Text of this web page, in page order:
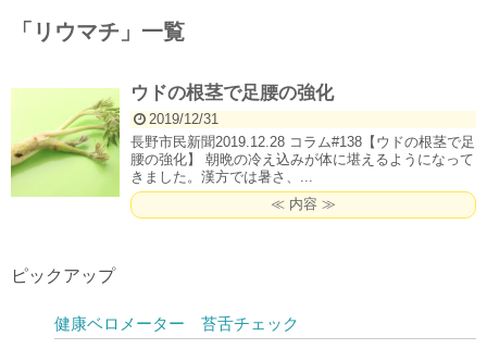
「 リウマチ 」 一覧
ウドの根茎で足腰の強化
2019/12/31
長野市民新聞2019.12.28 コラム#138【ウドの根茎で足
腰の強化】 朝晩の冷え込みが体に堪えるようになって
きました。漢方では暑さ、...
≪ 内容 ≫
ピックアップ
健康ベロメーター 苔舌チェック